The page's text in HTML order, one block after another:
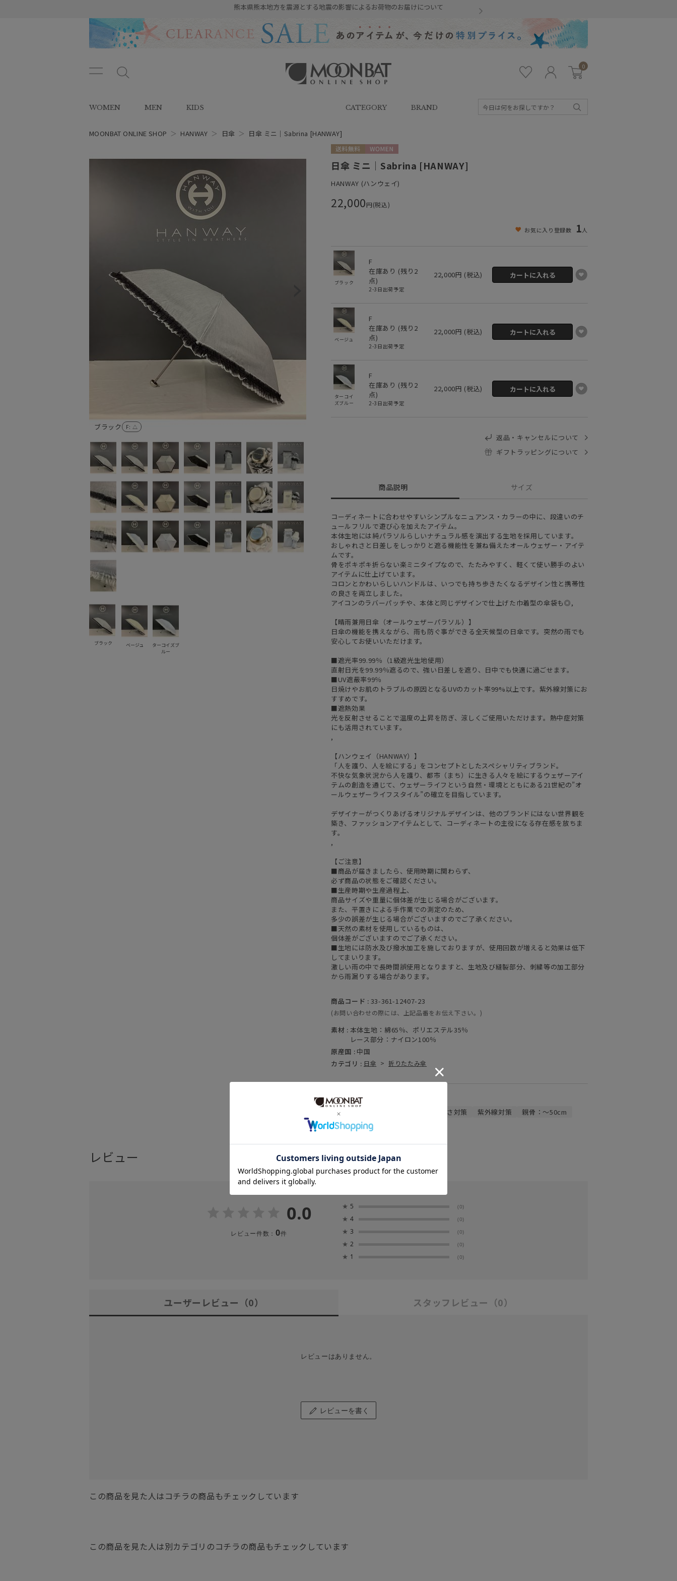
熊本県熊本地方を震源とする地震の影響によるお荷物のお届けについて
ン
ュ
ー
タ
SHOP（ムーンバットオンラインシ
イ
ン
0
WOMEN MEN KIDS CATEGORY BRAND
MOONBAT ONLINE SHOP ＞ HANWAY ＞ 日傘 ＞ 日傘 ミニ｜Sabrina [HANWAY]
ブラック F: △
ブラック ベージュ
ターコイズブ
ルー
日傘 ミニ｜Sabrina [HANWAY]
HANWAY (ハンウェイ)
22,000円(税込)
お気に入り登録数 1人
ブラック
F
在庫あり (残り 2
点)
2-3日出荷予定
22,000円 (税込)
ベージュ
F
在庫あり (残り 2
点)
2-3日出荷予定
22,000円 (税込)
ターコイ
ズブルー
F
在庫あり (残り 2
点)
2-3日出荷予定
22,000円 (税込)
返品・キャンセルについて
ギフトラッピングについて
商品説明 サイズ
コーディネートに合わせやすいシンプルなニュアンス・カラーの中に、段違いのチ
ュールフリルで遊び心を加えたアイテム。
本体生地には純パラソルらしいナチュラル感を演出する生地を採用しています。
おしゃれさと日差しをしっかりと遮る機能性を兼ね備えたオールウェザー・アイテ
ムです。
骨をポキポキ折らない楽ミニタイプなので、たたみやすく、軽くて使い勝手のよい
アイテムに仕上げています。
コロンとかわいらしいハンドルは、いつでも持ち歩きたくなるデザイン性と携帯性
の良さを両立しました。
アイコンのラバーパッチや、本体と同じデザインで仕上げた巾着型の傘袋も◎,
【晴雨兼用日傘（オールウェザーパラソル）】
日傘の機能を携えながら、雨も防ぐ事ができる全天候型の日傘です。突然の雨でも
安心してお使いいただけます。
■遮光率99.99％（1級遮光生地使用）
直射日光を99.99％遮るので、強い日差しを遮り、日中でも快適に過ごせます。
■UV遮蔽率99％
日焼けやお肌のトラブルの原因となるUVのカット率99%以上です。紫外線対策にお
すすめです。
■遮熱効果
光を反射させることで温度の上昇を防ぎ、涼しくご使用いただけます。熱中症対策
にも活用されています。
,
【ハンウェイ（HANWAY）】
「人を護り、人を絵にする」をコンセプトとしたスペシャリティブランド。
不快な気象状況から人を護り、都市（まち）に生きる人々を絵にするウェザーアイ
テムの創造を通じて、ウェザーライフという自然・環境とともにある21世紀の”オ
ールウェザーライフスタイル”の確立を目指しています。
デザイナーがつくりあげるオリジナルデザインは、他のブランドにはない世界観を
築き、ファッションアイテムとして、コーディネートの主役になる存在感を放ちま
す。
,
【ご注意】
■商品が届きましたら、使用時期に関わらず、
必ず商品の状態をご確認ください。
■生産時期や生産過程上、
商品サイズや重量に個体差が生じる場合がございます。
また、平置きによる手作業での測定のため、
多少の誤差が生じる場合がございますのでご了承ください。
■天然の素材を使用しているものは、
個体差がございますのでご了承ください。
■生地には防水及び撥水加工を施しておりますが、使用回数が増えると効果は低下
してまいります。
激しい雨の中で長時間誤使用となりますと、生地及び縫製部分、刺繍等の加工部分
から雨漏りする場合があります。
商品コード : 33-361-12407-23
(お問い合わせの際には、上記品番をお伝え下さい。)
素材 : 本体生地：綿65％、ポリエステル35％
レース部分：ナイロン100％
原産国 : 中国
カテゴリ : 日傘 > 折りたたみ傘
関連キーワード
晴雨兼用
暑さ対策 紫外線対策 親骨：～50cm
レビュー
0.0
レビュー件数： 0件
★ 5 (0)
★ 4 (0)
★ 3 (0)
★ 2 (0)
★ 1 (0)
ユーザーレビュー （0） スタッフレビュー （0）
レビューはありません。
レビューを書く
この商品を見た人はコチラの商品もチェックしています
この商品を見た人は別カテゴリのコチラの商品もチェックしています